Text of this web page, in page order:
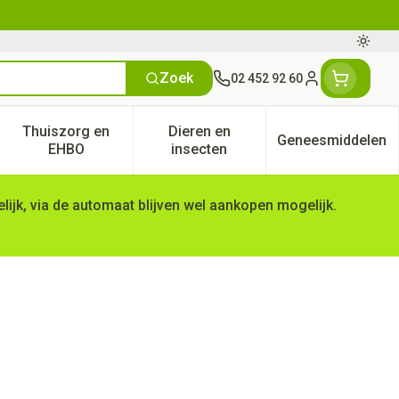
Zoek 02 452 92 60
Klant menu
categorie
voor Natuur geneeskunde categorie
Thuiszorg en
EHBOToon submenu voor Thuiszorg en EHBO categorie
Dieren en
insectenToon submenu voor Dieren
Geneesmiddelen
Toon
via de automaat blijven wel aankopen mogelijk.